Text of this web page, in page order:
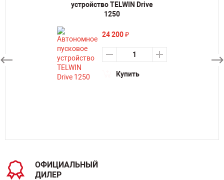
устройство TELWIN Drive
1250
24 200₽
Купить
ОФИЦИАЛЬНЫЙ
ДИЛЕР